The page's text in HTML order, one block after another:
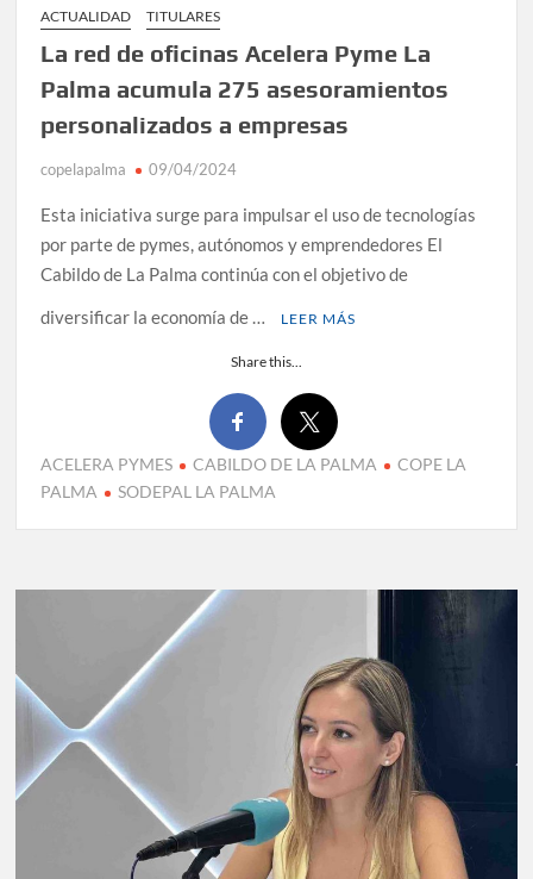
ACTUALIDAD TITULARES
La red de oficinas Acelera Pyme La
Palma acumula 275 asesoramientos
personalizados a empresas
copelapalma 09/04/2024
Esta iniciativa surge para impulsar el uso de tecnologías
por parte de pymes, autónomos y emprendedores El
Cabildo de La Palma continúa con el objetivo de
diversificar la economía de …
LEER MÁS
Share this...
ACELERA PYMES CABILDO DE LA PALMA
COPE LA
PALMA
SODEPAL LA PALMA